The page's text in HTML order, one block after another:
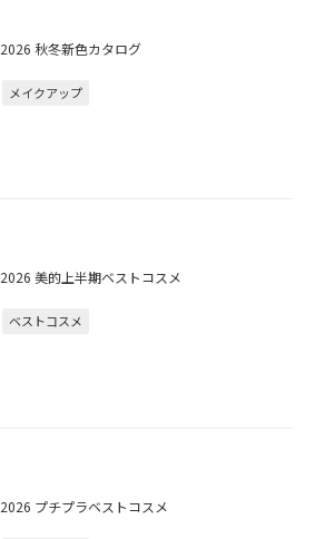
2026 秋冬新色カタログ
メイクアップ
2026 美的上半期ベストコスメ
ベストコスメ
2026 プチプラベストコスメ